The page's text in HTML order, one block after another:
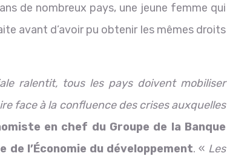
de nombreux pays, une jeune femme qui
avant d’avoir pu obtenir les mêmes droits
ralentit, tous les pays doivent mobiliser
face à la confluence des crises auxquelles
en chef du Groupe de la Banque
l’Économie du développement. « Les